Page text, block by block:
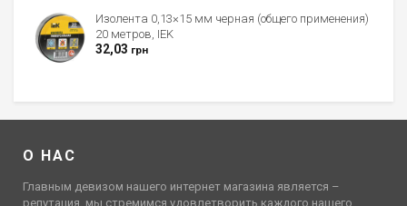
Изолента 0,13×15 мм черная (общего применения)
20 метров, IEK
32,03 грн
О НАС
Главным девизом нашего интернет магазина является –
репутация, мы стремимся удовлетворить каждого нашего